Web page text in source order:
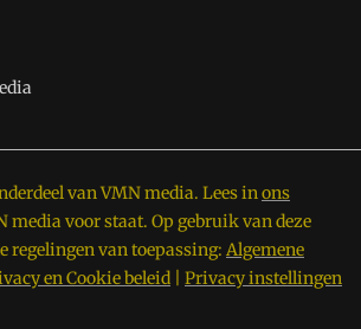
van VMN media. Lees inons
media voor staat. Op gebruik van deze
regelingen van toepassing: Algemene
en Cookie beleid Privacy instellingen